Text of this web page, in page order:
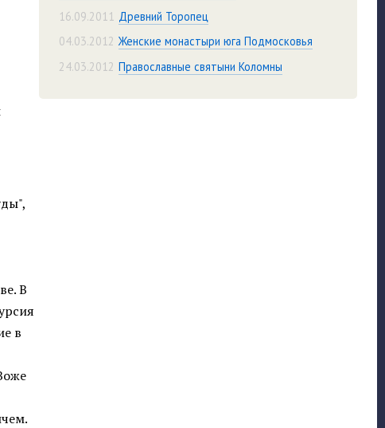
В
в
16.09.2011 Древний Торопец
04.03.2012 Женские монастыри юга Подмосковья
24.03.2012 Православные святыни Коломны